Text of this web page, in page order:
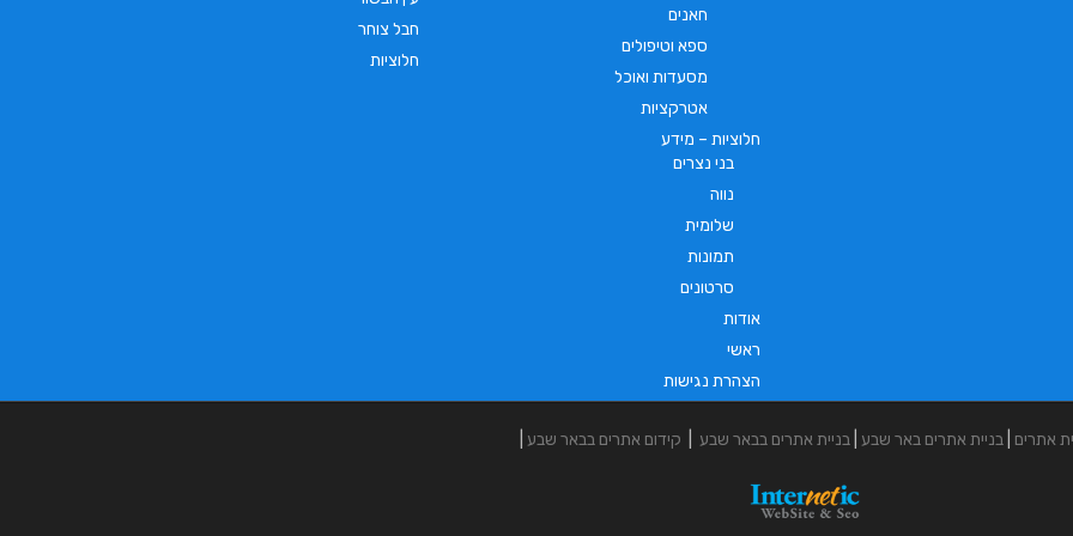
חבל צוחר
חלוציות
חאנים
ספא וטיפולים
מסעדות ואוכל
אטרקציות
חלוציות – מידע
בני נצרים
נווה
שלומית
תמונות
סרטונים
אודות
ראשי
הצהרת נגישות
אתרים בניית אתרים באר שבע בניית אתרים בבאר שבע קידום אתרים בבאר שבע